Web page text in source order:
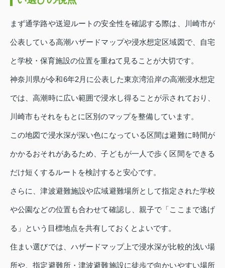
まず通学路や送迎ルートの安全性を確認する際は、川崎市が
公表している高潮ハザードマップや浸水想定区域図で、自宅
と学校・保育施設の位置を重ねて見ることが大切です。
神奈川県が令和6年2月に公表した東京湾沿岸の高潮浸水想定
では、高潮時に広い範囲で浸水し得ることが示されており、
川崎市もそれをもとに区別のマップを整備しています。
この地図で浸水深が深い色になっている区間は避難に時間が
かかるおそれがあるため、子どもが一人で歩く区間をできる
だけ短くするルートを検討すると安心です。
さらに、津波避難施設や広域避難場所として指定された学校
や公園などの位置も合わせて確認し、親子で「ここまで逃げ
る」という目標地点を共有しておくとよいです。
住まい選びでは、ハザードマップ上で浸水深が比較的浅い場
所や、指定避難所・津波避難施設に徒歩で向かいやすい場所